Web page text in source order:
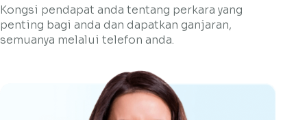
Kongsi pendapat anda tentang perkara yang
penting bagi anda dan dapatkan ganjaran,
semuanya melalui telefon anda.